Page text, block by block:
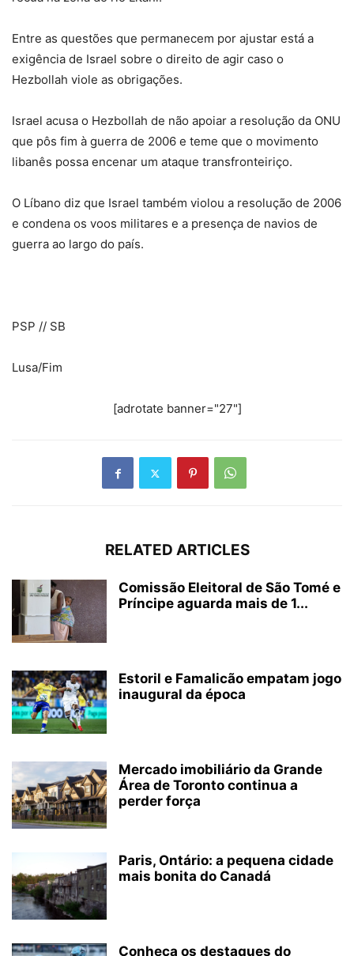
Entre as questões que permanecem por ajustar está a
exigência de Israel sobre o direito de agir caso o
Hezbollah viole as obrigações.
Israel acusa o Hezbollah de não apoiar a resolução da ONU
que pôs fim à guerra de 2006 e teme que o movimento
libanês possa encenar um ataque transfronteiriço.
O Líbano diz que Israel também violou a resolução de 2006
e condena os voos militares e a presença de navios de
guerra ao largo do país.
PSP // SB
Lusa/Fim
[adrotate banner="27"]
RELATED ARTICLES
Comissão Eleitoral de São Tomé e
Príncipe aguarda mais de 1...
Estoril e Famalicão empatam jogo
inaugural da época
Mercado imobiliário da Grande
Área de Toronto continua a
perder força
Paris, Ontário: a pequena cidade
mais bonita do Canadá
Conheça os destaques do